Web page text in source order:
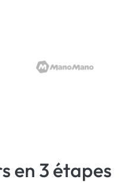
en 3 étapes